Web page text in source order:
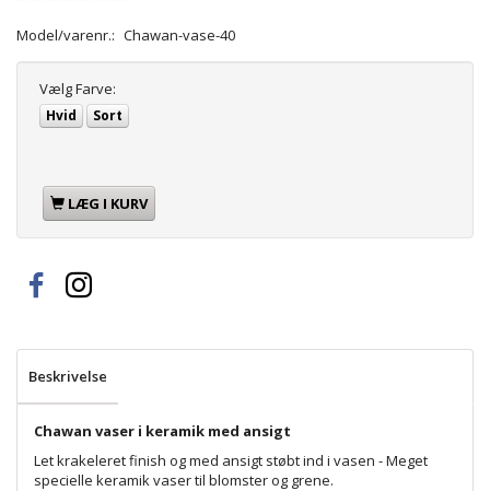
Model/varenr.: Chawan-vase-40
VælgFarve:
Hvid Sort
LÆG I KURV
Beskrivelse
Chawan vaser i keramik med ansigt
Let krakeleret finish og med ansigt støbt ind i vasen - Meget
specielle keramik vaser til blomster og grene.